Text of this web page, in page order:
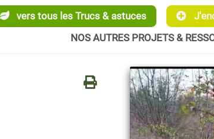
vers tous les Trucs & astuces
NOS AUTRES PROJETS &